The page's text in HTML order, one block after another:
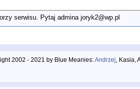
serwisu. Pytaj admina joryk2@wp.pl
2002 - 2021 by Blue Meanies:Andrzej, Kasia,